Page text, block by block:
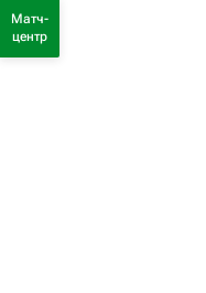
Матч-
центр